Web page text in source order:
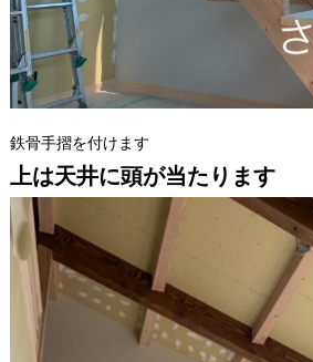
鉄骨手摺を付けます
上は天井に頭が当たります